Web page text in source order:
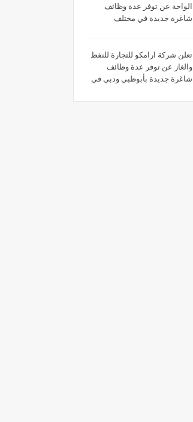
الواحة عن توفر عدة وظائف
شاغرة جديدة في مختلف
تعلن شركة ارامكو للتجارة للنفط
والغاز عن توفر عدة وظائف
شاغرة جديدة بأبوظبي ودبي في